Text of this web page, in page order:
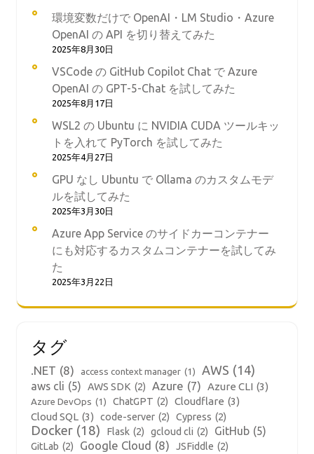
環境変数だけで OpenAI・LM Studio・Azure
OpenAI の API を切り替えてみた
2025年8月30日
VSCode の GitHub Copilot Chat で Azure
OpenAI の GPT-5-Chat を試してみた
2025年8月17日
WSL2 の Ubuntu に NVIDIA CUDA ツールキッ
トを入れて PyTorch を試してみた
2025年4月27日
GPU なし Ubuntu で Ollama のカスタムモデ
ルを試してみた
2025年3月30日
Azure App Service のサイドカーコンテナー
にも対応するカスタムコンテナーを試してみ
た
2025年3月22日
タグ
.NET (8) access context manager (1) AWS (14)
aws cli (5) AWS SDK (2) Azure (7) Azure CLI (3)
Azure DevOps (1) ChatGPT (2) Cloudflare (3)
Cloud SQL (3) code-server (2) Cypress (2)
Docker (18) Flask (2) gcloud cli (2) GitHub (5)
GitLab (2) Google Cloud (8) JSFiddle (2)